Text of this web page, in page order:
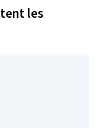
les